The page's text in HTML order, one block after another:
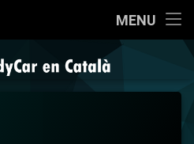
MENU
IndyCar en